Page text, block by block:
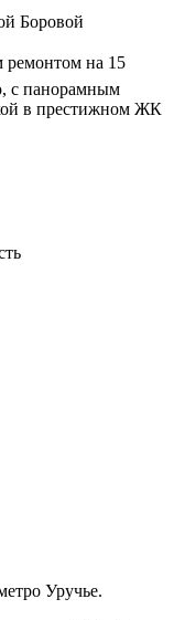
Боровой
ремонтом на 15
с панорамным
в престижном ЖК
Уручье.